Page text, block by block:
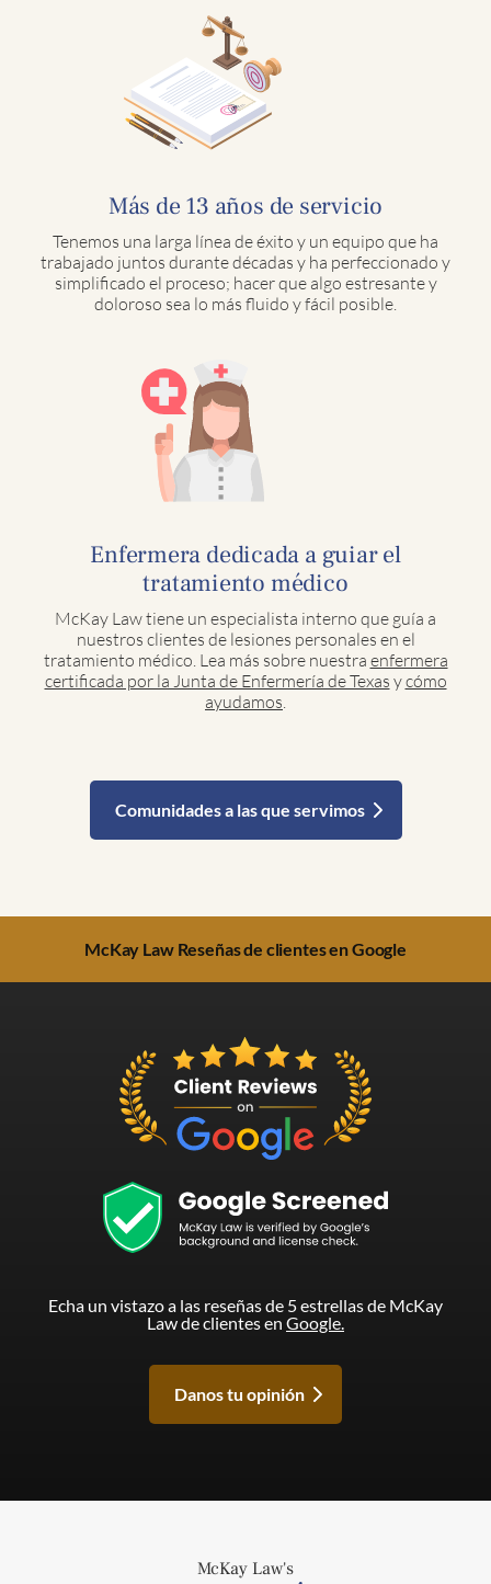
Más de 13 años de servicio
Tenemos una larga línea de éxito y un equipo que ha
trabajado juntos durante décadas y ha perfeccionado y
simplificado el proceso; hacer que algo estresante y
doloroso sea lo más fluido y fácil posible.
Enfermera dedicada a guiar el
tratamiento médico
McKay Law tiene un especialista interno que guía a
nuestros clientes de lesiones personales en el
tratamiento médico. Lea más sobre nuestra enfermera
certificada por la Junta de Enfermería de Texas ycómo
ayudamos
Comunidades a las que servimos
McKay Law Reseñas de clientes en Google
Echa un vistazo a las reseñas de 5 estrellas de McKay
Law de clientes en Google.
Danos tu opinión
McKay Law's